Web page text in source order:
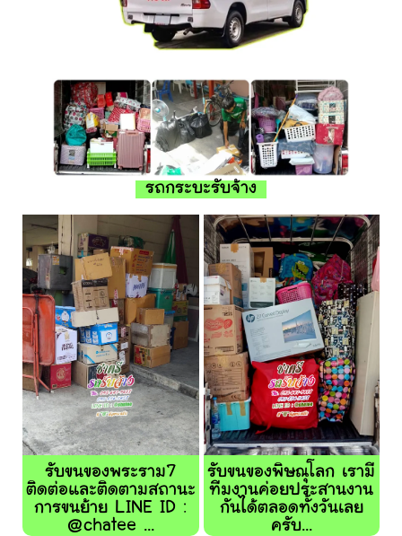
รถกระบะรับจ้าง
รับขนของพระราม7
ติดต่อและติดตามสถานะ
การขนย้าย LINE ID :
@chatee ...
รับขนของพิษณุโลก เรามี
ทีมงานค่อยประสานงาน
กันได้ตลอดทั้งวันเลย
ครับ...